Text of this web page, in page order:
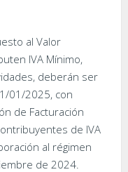
al Valor
IVA Mínimo,
deberán ser
01/2025, con
de Facturación
de IVA
al régimen
de 2024.